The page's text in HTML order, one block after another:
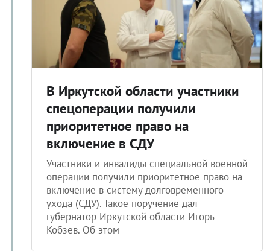
В Иркутской области участники
спецоперации получили
приоритетное право на
включение в СДУ
Участники и инвалиды специальной военной
операции получили приоритетное право на
включение в систему долговременного
ухода (СДУ). Такое поручение дал
губернатор Иркутской области Игорь
Кобзев. Об этом